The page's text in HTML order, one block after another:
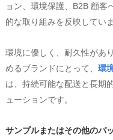
ョン、環境保護、B2B 顧客
的な取り組みを反映していま
環境に優しく、耐久性があ
めるブランドにとって、 環
は、持続可能な配送と長期
ューションです。
サンプルまたはその他のパ